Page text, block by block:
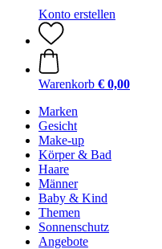
Konto erstellen
Warenkorb € 0,00
Marken
Gesicht
Make-up
Körper & Bad
Haare
Männer
Baby & Kind
Themen
Sonnenschutz
Angebote